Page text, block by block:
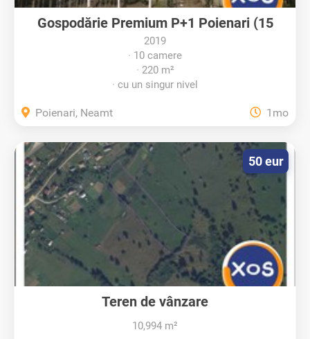
Gospodărie Premium P+1 Poienari (15
min...
2019
10 camere
220 m²
cu un singur nivel
Poienari, Neamt 1mo
Teren de vânzare
10,994 m²
50 eur